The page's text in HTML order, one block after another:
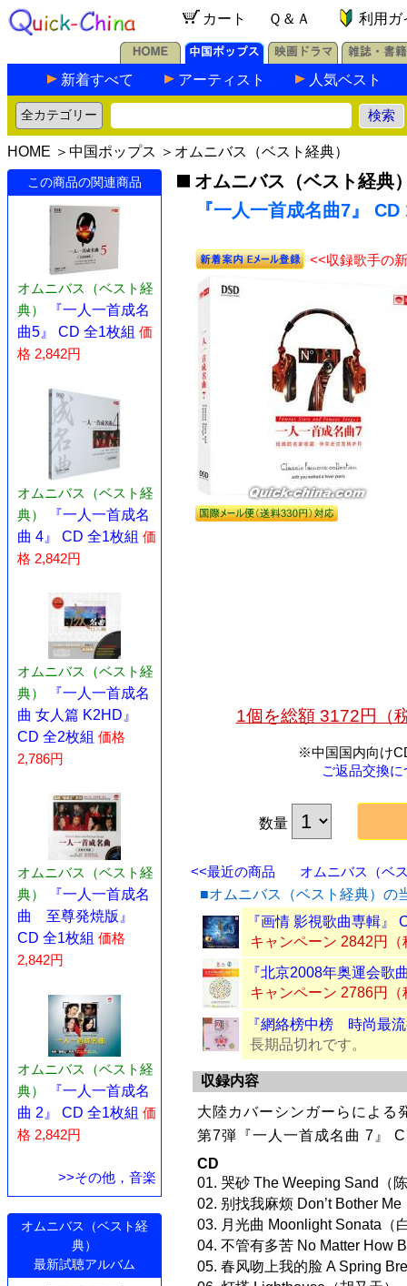
カート Ｑ＆Ａ 利用ガ
新着すべて アーティスト 人気ベスト
HOME ＞ 中国ポップス ＞ オムニバス（ベスト経典）
この商品の関連商品
オムニバス（ベスト経
典）
『一人一首成名
曲5』 CD 全1枚組 価
格 2,842円
オムニバス（ベスト経
典）
『一人一首成名
曲 4』 CD 全1枚組 価
格 2,842円
オムニバス（ベスト経
典）
『一人一首成名
曲 女人篇 K2HD』
CD 全2枚組 価格
2,786円
オムニバス（ベスト経
典）
『一人一首成名
曲 至尊発焼版』
CD 全1枚組 価格
2,842円
オムニバス（ベスト経
典）
『一人一首成名
曲 2』 CD 全1枚組 価
格 2,842円
>>その他，音楽
オムニバス（ベスト経
典）
最新試聴アルバム
オムニバス（ベスト経典
『一人一首成名曲7』 CD
<<収録歌手の
1個を総額 3172円（
※中国国内向け
ご返品交換
数量
<<最近の商品
オムニバス（ベ
■オムニバス（ベスト経典）の
『画情 影視歌曲専輯』
キャンペーン 2842円（
『北京2008年奥運会歌
キャンペーン 2786円（
『網絡榜中榜 時尚最
長期品切れです。
収録内容
大陸カバーシンガーらによる
第7弾『一人一首成名曲 7』
CD
01. 哭砂 The Weeping Sand（
02. 别找我麻烦 Don’t Bother
03. 月光曲 Moonlight Sonata（
04. 不管有多苦 No Matter How
05. 春风吻上我的脸 A Spring